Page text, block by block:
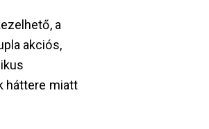
a
akciós,
háttere miatt